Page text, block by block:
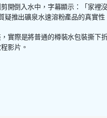
開倒入水中，字幕顯示：「家裡
疑推出礦泉水速溶粉產品的真實性
實際是將普通的樽裝水包裝撕下
影片。